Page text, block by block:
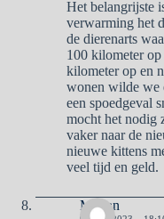
Het belangrijste
verwarming het
de dierenarts
100 kilometer
kilometer op en
wonen wilde we
een spoedgeval
mocht het nodig
vaker naar de
nieuwe kittens
veel tijd en geld.
Marian